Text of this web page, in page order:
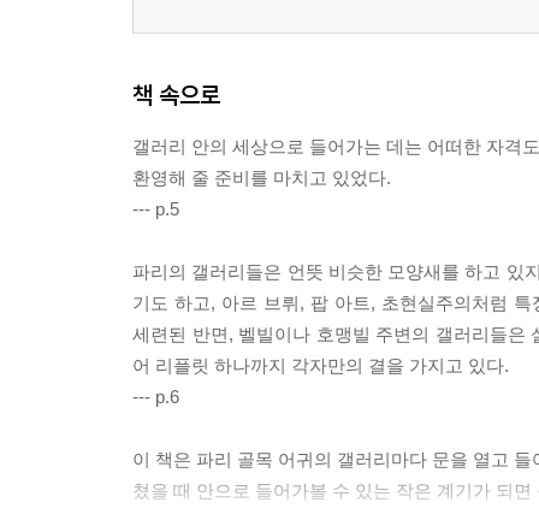
책 속으로
갤러리 안의 세상으로 들어가는 데는 어떠한 자격
환영해 줄 준비를 마치고 있었다.
--- p.5
파리의 갤러리들은 언뜻 비슷한 모양새를 하고 있
기도 하고, 아르 브뤼, 팝 아트, 초현실주의처럼
세련된 반면, 벨빌이나 호맹빌 주변의 갤러리들은
어 리플릿 하나까지 각자만의 결을 가지고 있다.
--- p.6
이 책은 파리 골목 어귀의 갤러리마다 문을 열고
쳤을 때 안으로 들어가볼 수 있는 작은 계기가 되면